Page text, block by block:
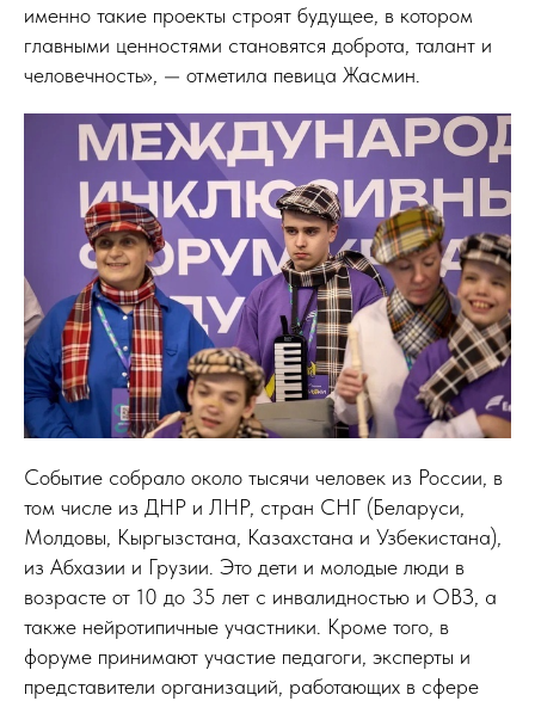
именно такие проекты строят будущее, в котором
главными ценностями становятся доброта, талант и
человечность», — отметила певица Жасмин.
Событие собрало около тысячи человек из России, в
том числе из ДНР и ЛНР, стран СНГ (Беларуси,
Молдовы, Кыргызстана, Казахстана и Узбекистана),
из Абхазии и Грузии. Это дети и молодые люди в
возрасте от 10 до 35 лет с инвалидностью и ОВЗ, а
также нейротипичные участники. Кроме того, в
форуме принимают участие педагоги, эксперты и
представители организаций, работающих в сфере